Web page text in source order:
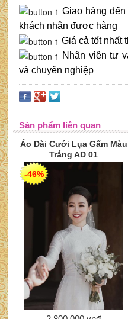
Giao hàng
khách nhận được hàng
Giá cả tốt nhất
Nhân viên tư
và chuyên nghiệp
Sản phẩm liên quan
Áo Dài Cưới Lụa Gấm Màu
Trắng AD 01
-46%